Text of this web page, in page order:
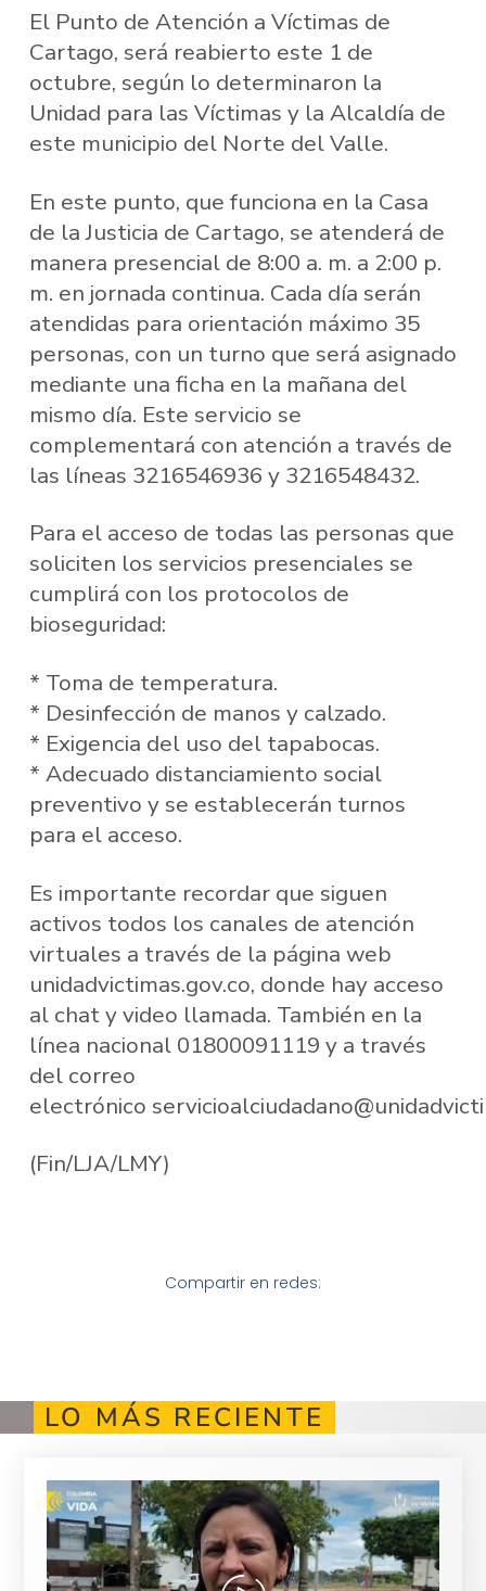
El Punto de Atención a Víctimas de
Cartago, será reabierto este 1 de
octubre, según lo determinaron la
Unidad para las Víctimas y la Alcaldía de
este municipio del Norte del Valle.
En este punto, que funciona en la Casa
de la Justicia de Cartago, se atenderá de
manera presencial de 8:00 a. m. a 2:00 p.
m. en jornada continua. Cada día serán
atendidas para orientación máximo 35
personas, con un turno que será asignado
mediante una ficha en la mañana del
mismo día. Este servicio se
complementará con atención a través de
las líneas 3216546936 y 3216548432.
Para el acceso de todas las personas que
soliciten los servicios presenciales se
cumplirá con los protocolos de
bioseguridad:
* Toma de temperatura.
* Desinfección de manos y calzado.
* Exigencia del uso del tapabocas.
* Adecuado distanciamiento social
preventivo y se establecerán turnos
para el acceso.
Es importante recordar que siguen
activos todos los canales de atención
virtuales a través de la página web
unidadvictimas.gov.co, donde hay acceso
al chat y video llamada. También en la
línea nacional 01800091119 y a través
del correo
electrónico
(Fin/LJA/LMY)
Compartir en redes:
LO MÁS RECIENTE